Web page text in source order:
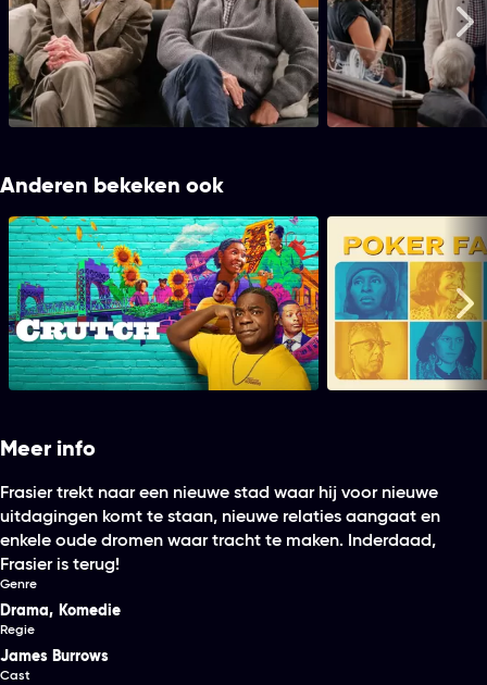
1. Ham
Tijdsduur
25 min
Frasier heeft ruzie met Alan nadat hij
otndekt dat Alan Freddy overtuigde om
Harvard te verlaten; Eve en David krijgen
de vraag om te letten op geïmporteerd
rundsvlees.
2.
Tijdsduur
27 min
Frasier raakt op
beide kanten van een
Anderen bekeken ook
Crutch
Meer info
Frasier trekt naar een nieuwe stad waar hij voor nieuwe
uitdagingen komt te staan, nieuwe relaties aangaat en
enkele oude dromen waar tracht te maken. Inderdaad,
Frasier is terug!
Genre
Drama, Komedie
Regie
James Burrows
Cast